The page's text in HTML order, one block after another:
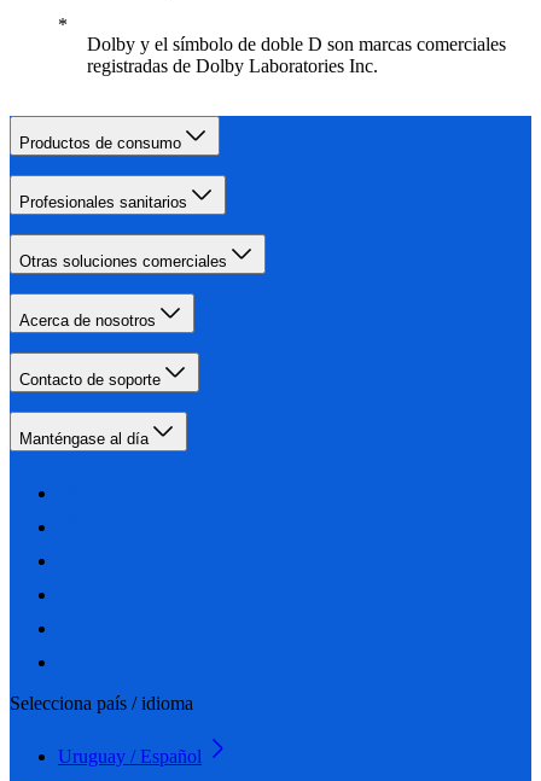
Dolby y el símbolo de doble D son marcas comerciales
registradas de Dolby Laboratories Inc.
Productos de consumo
Profesionales sanitarios
Otras soluciones comerciales
Acerca de nosotros
Contacto de soporte
Manténgase al día
Selecciona país / idioma
Uruguay / Español